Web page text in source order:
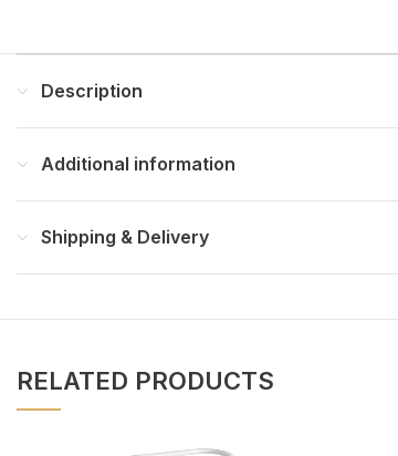
Description
Additional information
Shipping & Delivery
RELATED PRODUCTS